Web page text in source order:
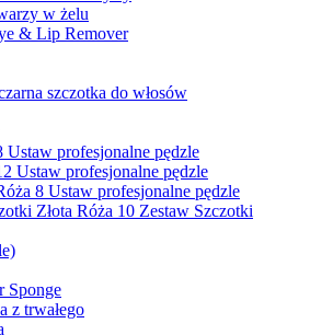
w żelu
& Lip Remover
szczotka do włosów
Ustaw profesjonalne pędzle
Ustaw profesjonalne pędzle
8 Ustaw profesjonalne pędzle
Złota Róża 10 Zestaw Szczotki
Sponge
z trwałego